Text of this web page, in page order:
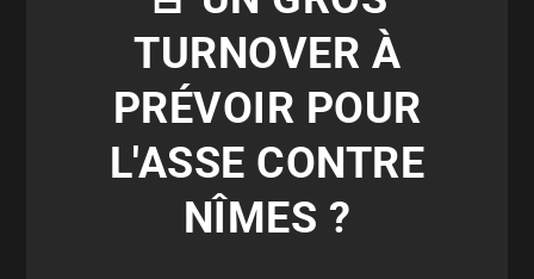
TURNOVER À
PRÉVOIR POUR
L'ASSE CONTRE
NÎMES ?